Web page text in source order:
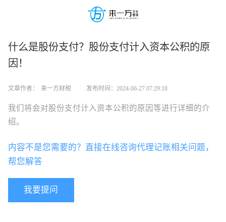
什么是股份支付？股份支付计入资本公积的原
因！
文章作者： 来一方财税 发布时间：2024-06-27 07:29:18
我们将会对股份支付计入资本公积的原因等进行详细的介
绍。
我要提问
内容不是您需要的？直接在线咨询代理记账相关问题，
帮您解答